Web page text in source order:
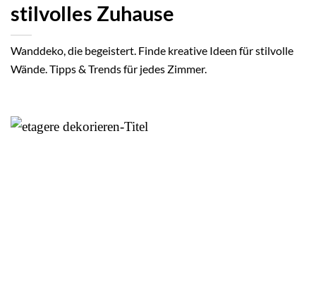
stilvolles Zuhause
Wanddeko, die begeistert. Finde kreative Ideen für stilvolle
Wände. Tipps & Trends für jedes Zimmer.